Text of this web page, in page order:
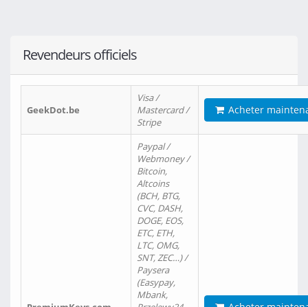
Revendeurs officiels
GeekDot.be
Visa /
Mastercard /
Stripe
Acheter
Paypal /
Webmoney /
Bitcoin,
Altcoins
(BCH, BTG,
CVC, DASH,
DOGE, EOS,
ETC, ETH,
LTC, OMG,
SNT, ZEC…) /
Paysera
(Easypay,
Mbank,